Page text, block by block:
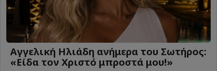
Αγγελική Ηλιάδη ανήμερα του Σωτήρος:
«Είδα τον Χριστό μπροστά μου!»